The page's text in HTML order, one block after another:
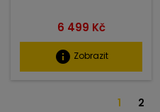
Cena
6 499 Kč
info Zobrazit
1 2